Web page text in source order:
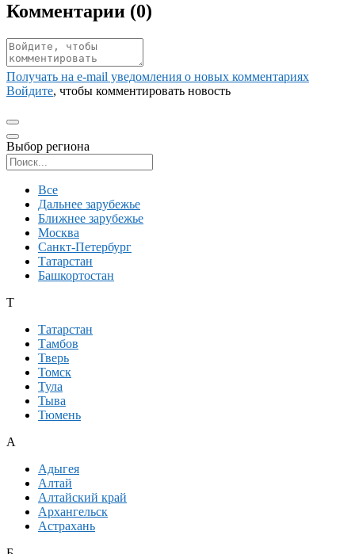
Комментарии (0)
Получать на e‑mail уведомления о новых комментариях
Войдите, чтобы комментировать новость
Выбор региона
Все
Дальнее зарубежье
Ближнее зарубежье
Москва
Санкт-Петербург
Татарстан
Башкортостан
Т
Татарстан
Тамбов
Тверь
Томск
Тула
Тыва
Тюмень
А
Адыгея
Алтай
Алтайский край
Архангельск
Астрахань